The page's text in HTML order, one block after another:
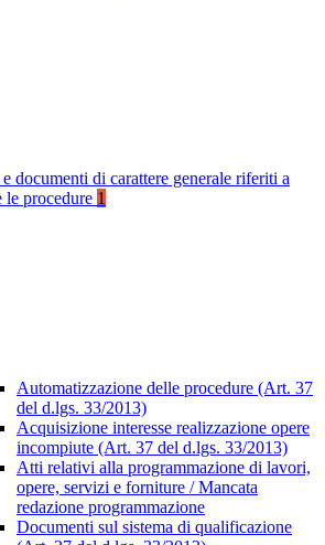
documenti di carattere generale riferiti a
le procedure 1
Automatizzazione delle procedure (Art. 37
del d.lgs. 33/2013)
Acquisizione interesse realizzazione opere
incompiute (Art. 37 del d.lgs. 33/2013)
Atti relativi alla programmazione di lavori,
opere, servizi e forniture / Mancata
redazione programmazione
Documenti sul sistema di qualificazione